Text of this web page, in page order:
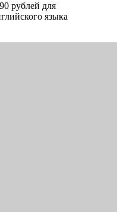
рублей для
языка